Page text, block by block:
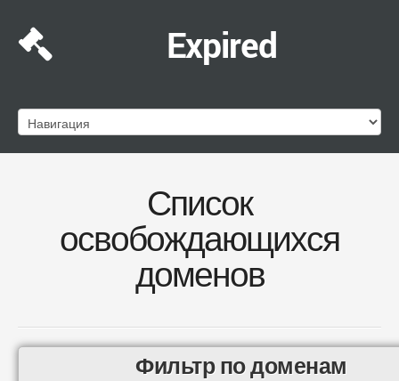
Expired
Список
освобождающихся
доменов
Фильтр по доменам